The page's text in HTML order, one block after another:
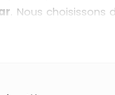
. Nous choisissons